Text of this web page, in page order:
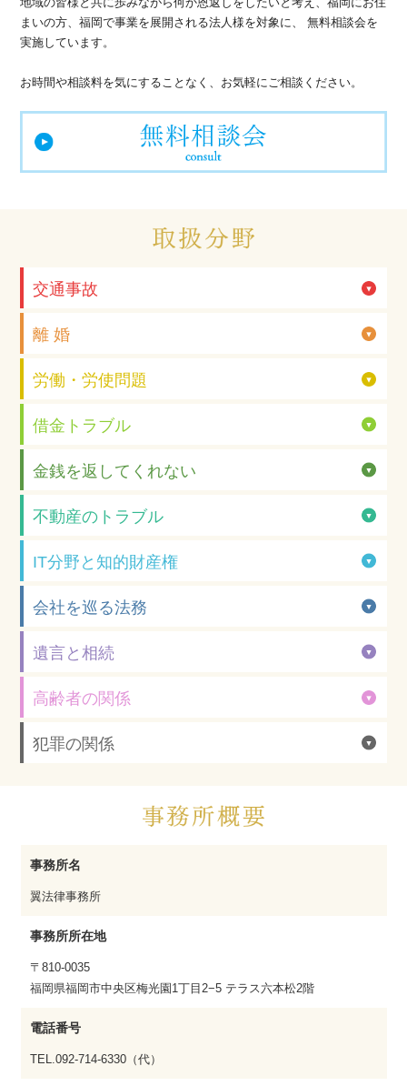
まいの方、福岡で事業を展開される法人様を対象に、
無料相談会を
実施しています。
お時間や相談料を気にすることなく、お気軽にご相談ください。
交通事故
離 婚
労働・労使問題
借金トラブル
金銭を返してくれない
不動産のトラブル
IT分野と知的財産権
会社を巡る法務
遺言と相続
高齢者の関係
犯罪の関係
事務所名
翼法律事務所
事務所所在地
〒810-0035
福岡県福岡市中央区梅光園1丁目2−5 テラス六本松2階
電話番号
TEL.092-714-6330（代）